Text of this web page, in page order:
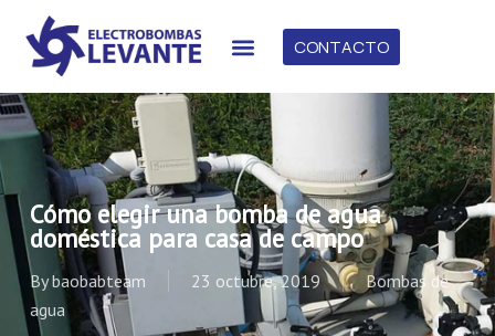
CONTACTO
Cómo elegir una bomba de agua
doméstica para casa de campo
By baobabteam 23 octubre, 2019
Bombas de
agua